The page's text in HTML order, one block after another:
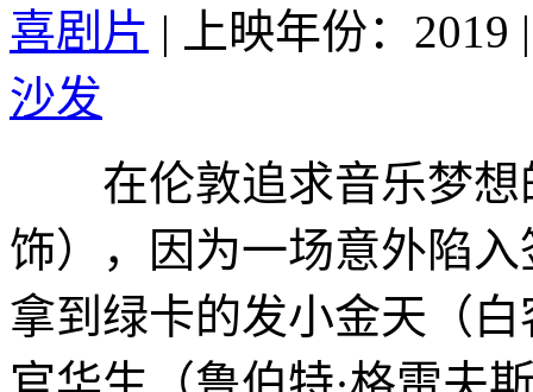
喜剧片 | 上映年份：2019 |
沙发
在伦敦追求音乐梦想
饰），因为一场意外陷
拿到绿卡的发小金天（